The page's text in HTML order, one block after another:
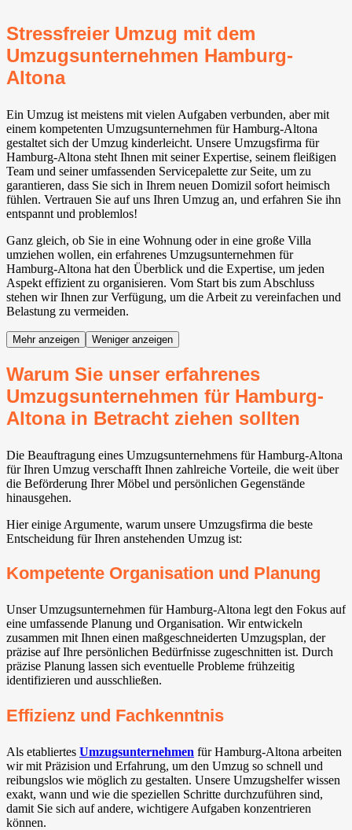
Stressfreier Umzug mit dem
Umzugsunternehmen Hamburg-
Altona
Ein Umzug ist meistens mit vielen Aufgaben verbunden, aber mit
einem kompetenten Umzugsunternehmen für Hamburg-Altona
gestaltet sich der Umzug kinderleicht. Unsere Umzugsfirma für
Hamburg-Altona steht Ihnen mit seiner Expertise, seinem fleißigen
Team und seiner umfassenden Servicepalette zur Seite, um zu
garantieren, dass Sie sich in Ihrem neuen Domizil sofort heimisch
fühlen. Vertrauen Sie auf uns Ihren Umzug an, und erfahren Sie ihn
entspannt und problemlos!
Ganz gleich, ob Sie in eine Wohnung oder in eine große Villa
umziehen wollen, ein erfahrenes Umzugsunternehmen für
Hamburg-Altona hat den Überblick und die Expertise, um jeden
Aspekt effizient zu organisieren. Vom Start bis zum Abschluss
stehen wir Ihnen zur Verfügung, um die Arbeit zu vereinfachen und
Belastung zu vermeiden.
Mehr anzeigen Weniger anzeigen
Warum Sie unser erfahrenes
Umzugsunternehmen für Hamburg-
Altona in Betracht ziehen sollten
Die Beauftragung eines Umzugsunternehmens für Hamburg-Altona
für Ihren Umzug verschafft Ihnen zahlreiche Vorteile, die weit über
die Beförderung Ihrer Möbel und persönlichen Gegenstände
hinausgehen.
Hier einige Argumente, warum unsere Umzugsfirma die beste
Entscheidung für Ihren anstehenden Umzug ist:
Kompetente Organisation und Planung
Unser Umzugsunternehmen für Hamburg-Altona legt den Fokus auf
eine umfassende Planung und Organisation. Wir entwickeln
zusammen mit Ihnen einen maßgeschneiderten Umzugsplan, der
präzise auf Ihre persönlichen Bedürfnisse zugeschnitten ist. Durch
präzise Planung lassen sich eventuelle Probleme frühzeitig
identifizieren und ausschließen.
Effizienz und Fachkenntnis
Als etabliertes Umzugsunternehmen für Hamburg-Altona arbeiten
wir mit Präzision und Erfahrung, um den Umzug so schnell und
reibungslos wie möglich zu gestalten. Unsere Umzugshelfer wissen
exakt, wann und wie die speziellen Schritte durchzuführen sind,
damit Sie sich auf andere, wichtigere Aufgaben konzentrieren
können.